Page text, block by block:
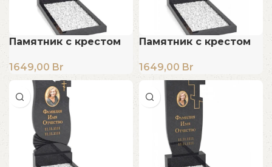
Памятник с крестом
1649,00 Br
Памятник с крестом
1649,00 Br